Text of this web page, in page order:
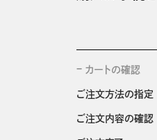
カートの確認
ご注文方法の指定
ご注文内容の確認